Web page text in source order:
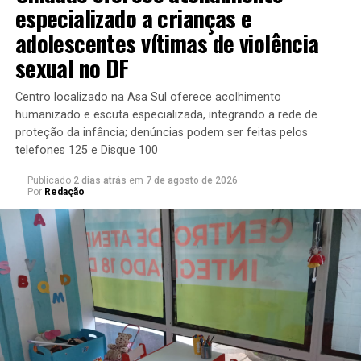
com portarias apresentam um controle maior no acesso
de pessoas.
Entre as medidas que podem ser adotadas para proteger
a casa, está a adesão de equipamentos de segurança,
como cercas elétricas, alarmes sonoros e câmeras de
vigilância. O objetivo é fazer com que a residência seja
vista como um lugar de difícil acesso para quem tenta
invadir.
Mesmo com a frente da casa amparada, é importante também checar
as laterais e os fundos da propriedade | Foto: Renato Alves/Agência
Brasília
“Casas sem equipamentos passam mais vulnerabilidade,
enquanto as que possuem mais obstáculos, como um
gradeado mais alto, portões com dificuldade maior de
abertura, entre outros, desestimula os criminosos, que
sempre observam uma vulnerabilidade ou qual o ponto
especializado a crianças e
adolescentes vítimas de violência
sexual no DF
Centro localizado na Asa Sul oferece acolhimento
humanizado e escuta especializada, integrando a rede de
proteção da infância; denúncias podem ser feitas pelos
telefones 125 e Disque 100
Publicado 2 dias atrás em 7 de agosto de 2026
Por Redação